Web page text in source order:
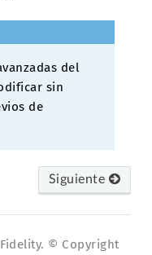
del
sin
de
Siguiente
© Copyright